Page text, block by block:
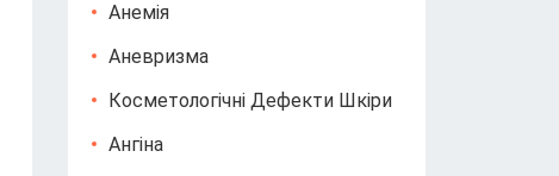
Анемія
Аневризма
Косметологічні Дефекти Шкіри
Ангіна